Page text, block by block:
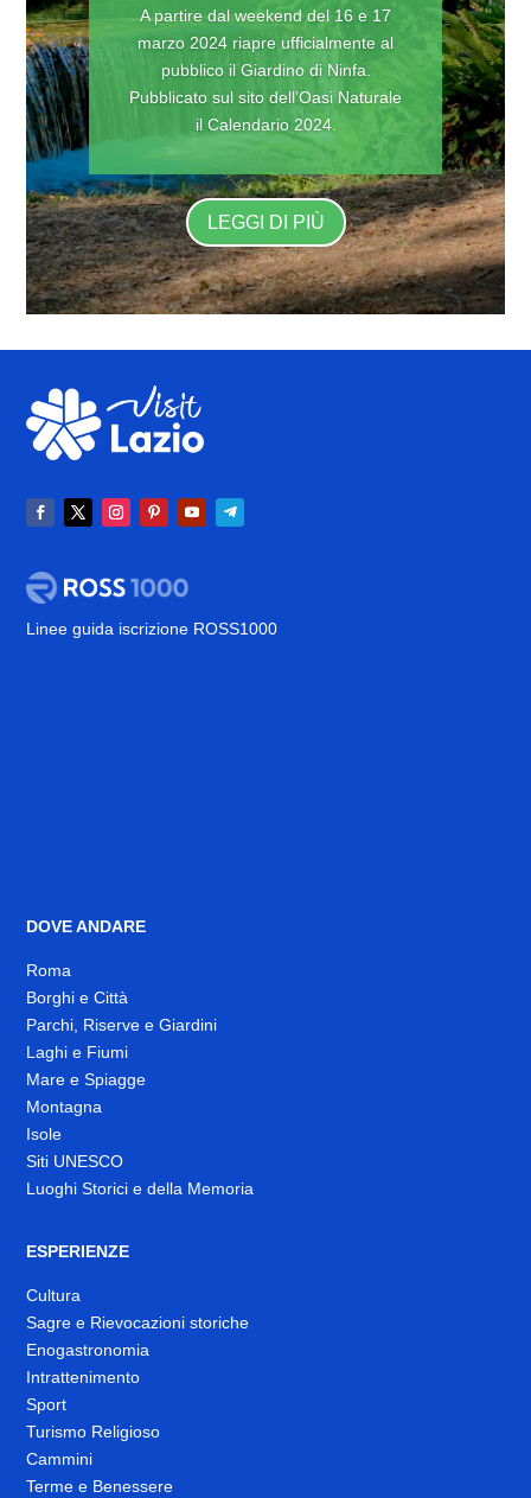
A partire dal weekend del 16 e 17
marzo 2024 riapre ufficialmente al
pubblico il Giardino di Ninfa.
Pubblicato sul sito dell’Oasi Naturale
il Calendario 2024.
LEGGI DI PIÙ
Linee guida iscrizione ROSS1000
DOVE ANDARE
Roma
Borghi e Città
Parchi, Riserve e Giardini
Laghi e Fiumi
Mare e Spiagge
Montagna
Isole
Siti UNESCO
Luoghi Storici e della Memoria
ESPERIENZE
Cultura
Sagre e Rievocazioni storiche
Enogastronomia
Intrattenimento
Sport
Turismo Religioso
Cammini
Terme e Benessere